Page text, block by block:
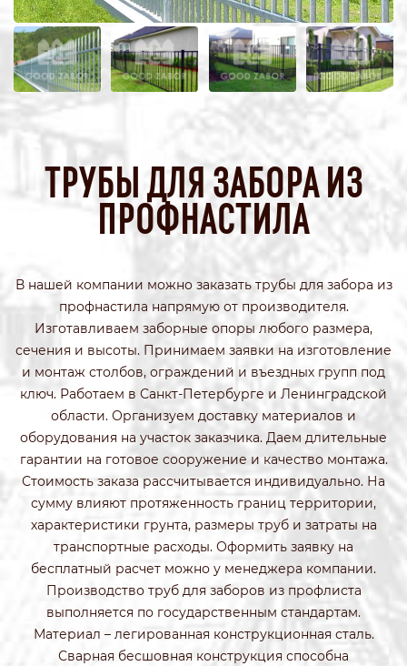
ТРУБЫ ДЛЯ ЗАБОРА ИЗ
ПРОФНАСТИЛА
В нашей компании можно заказать трубы для забора из
профнастила напрямую от производителя.
Изготавливаем заборные опоры любого размера,
сечения и высоты. Принимаем заявки на изготовление
и монтаж столбов, ограждений и въездных групп под
ключ. Работаем в Санкт-Петербурге и Ленинградской
области. Организуем доставку материалов и
оборудования на участок заказчика. Даем длительные
гарантии на готовое сооружение и качество монтажа.
Стоимость заказа рассчитывается индивидуально. На
сумму влияют протяженность границ территории,
характеристики грунта, размеры труб и затраты на
транспортные расходы. Оформить заявку на
бесплатный расчет можно у менеджера компании.
Производство труб для заборов из профлиста
выполняется по государственным стандартам.
Материал – легированная конструкционная сталь.
Сварная бесшовная конструкция способна